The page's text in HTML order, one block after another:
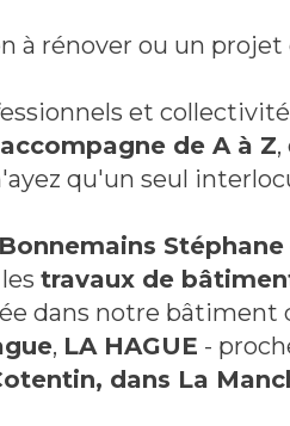
à rénover ou un
et
de A à Z
qu'un seul
Bonnemains Stéphane
travaux de
dans notre bâtiment
, LA HAGUE -
dans La